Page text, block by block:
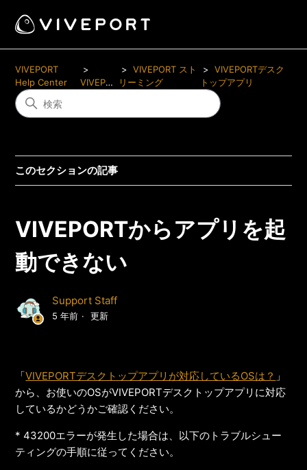
VIVEPORT
Help Center
VIVEPORT
VIVEPORT スト
リーミング
VIVEPORTデスク
トップアプリ
このセクションの記事
VIVEPORTからアプリを起
動できない
Support Staff
5 年前 更新
「VIVEPORTデスクトップアプリが対応しているOSは？ 」
から、お使いのOSがVIVEPORTデスクトップアプリに対応
しているかどうかご確認ください。
* 43200エラーが発生した場合は、以下のトラブルシュー
ティングの手順に従ってください。